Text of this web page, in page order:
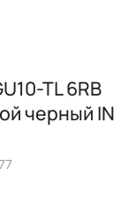
TL 6RB
черный IN